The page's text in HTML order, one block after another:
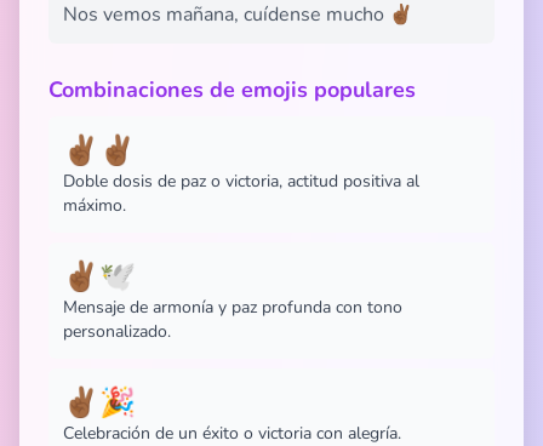
Nos vemos mañana, cuídense mucho ✌🏾
Combinaciones de emojis populares
✌🏾✌🏾
Doble dosis de paz o victoria, actitud positiva al
máximo.
✌🏾🕊️
Mensaje de armonía y paz profunda con tono
personalizado.
✌🏾🎉
Celebración de un éxito o victoria con alegría.